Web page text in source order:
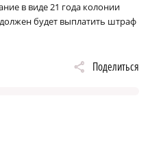
в виде 21 года колонии
будет выплатить штраф
Поделиться